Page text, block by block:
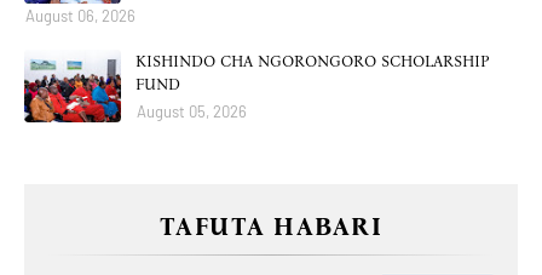
August 06, 2026
KISHINDO CHA NGORONGORO SCHOLARSHIP
FUND
August 05, 2026
TAFUTA HABARI